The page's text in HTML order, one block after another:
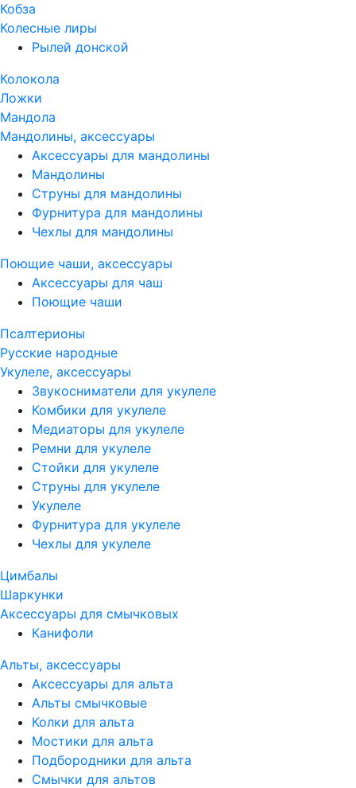
Кобза
Колесные лиры
Рылей донской
Колокола
Ложки
Мандола
Мандолины, аксессуары
Аксессуары для мандолины
Мандолины
Струны для мандолины
Фурнитура для мандолины
Чехлы для мандолины
Поющие чаши, аксессуары
Аксессуары для чаш
Поющие чаши
Псалтерионы
Русские народные
Укулеле, аксессуары
Звукосниматели для укулеле
Комбики для укулеле
Медиаторы для укулеле
Ремни для укулеле
Стойки для укулеле
Струны для укулеле
Укулеле
Фурнитура для укулеле
Чехлы для укулеле
Цимбалы
Шаркунки
Аксессуары для смычковых
Канифоли
Альты, аксессуары
Аксессуары для альта
Альты смычковые
Колки для альта
Мостики для альта
Подбородники для альта
Смычки для альтов